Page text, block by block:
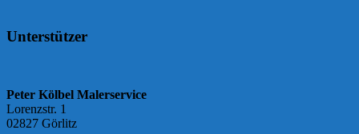
Unterstützer
Peter Kölbel Malerservice
Lorenzstr. 1
02827 Görlitz